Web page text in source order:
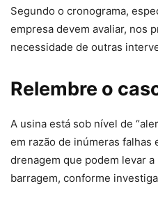
Segundo o cronograma,
empresa devem avaliar, nos
necessidade de outras
Relembre o
A usina está sob nível de
em razão de inúmeras falhas
drenagem que podem levar
barragem, conforme